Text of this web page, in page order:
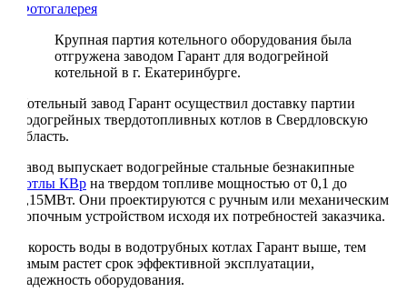
Фотогалерея
Крупная партия котельного оборудования была
отгружена заводом Гарант для водогрейной
котельной в г. Екатеринбурге.
Котельный завод Гарант осуществил доставку партии
водогрейных твердотопливных котлов в Свердловскую
область.
Завод выпускает водогрейные стальные безнакипные
котлы КВр на твердом топливе мощностью от 0,1 до
3,15МВт. Они проектируются с ручным или механическим
топочным устройством исходя их потребностей заказчика.
Скорость воды в водотрубных котлах Гарант выше, тем
самым растет срок эффективной эксплуатации,
надежность оборудования.